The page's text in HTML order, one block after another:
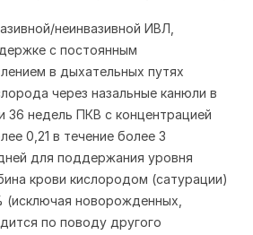
неинвазивной ИВЛ,
с постоянным
в дыхательных путях
через назальные канюли в
36 недель ПКВ с концентрацией
0,21 в течение более 3
для поддержания уровня
крови кислородом (сатурации)
(исключая новорожденных,
по поводу другого